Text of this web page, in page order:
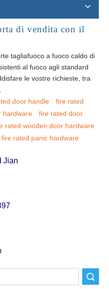
di vendita con il
tagliafuoco a fuoco caldo di
al fuoco agli standard
le vostre richieste, tra
door handle
fire rated
hardware
fire rated door
rated wooden door hardware
fire rated panic hardware
Jian